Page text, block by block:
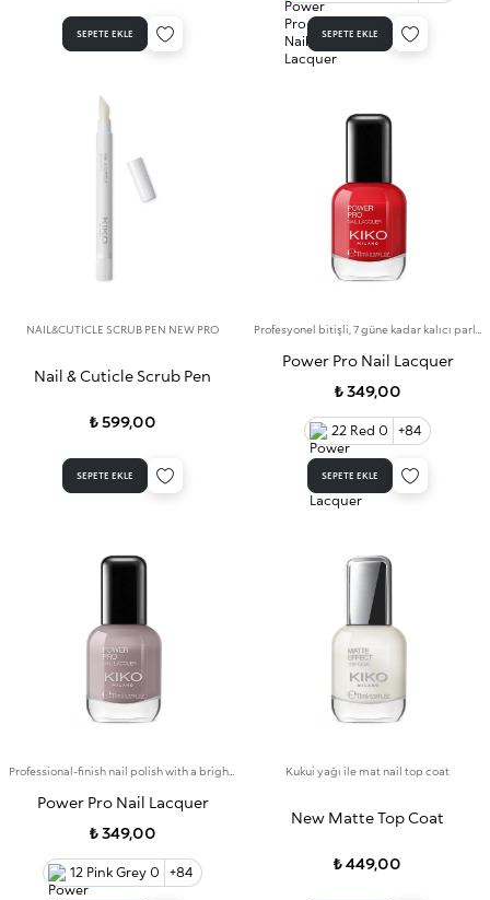
SEPETE EKLE SEPETE EKLE
NAIL&CUTICLE SCRUB PEN NEW PRO
Nail & Cuticle Scrub Pen
₺ 599,00
SEPETE EKLE
Power Pro Nail Lacquer
₺ 349,00
22 Red 0 +84
SEPETE EKLE
Power Pro Nail Lacquer
₺ 349,00
12 Pink Grey 0 +84
Kukui yağı ile mat nail top coat
New Matte Top Coat
₺ 449,00